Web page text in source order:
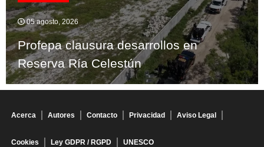
05 agosto, 2026
Profepa clausura desarrollos en
Reserva Ría Celestún
Acerca Autores Contacto Privacidad Aviso Legal
Cookies Ley GDPR / RGPD UNESCO